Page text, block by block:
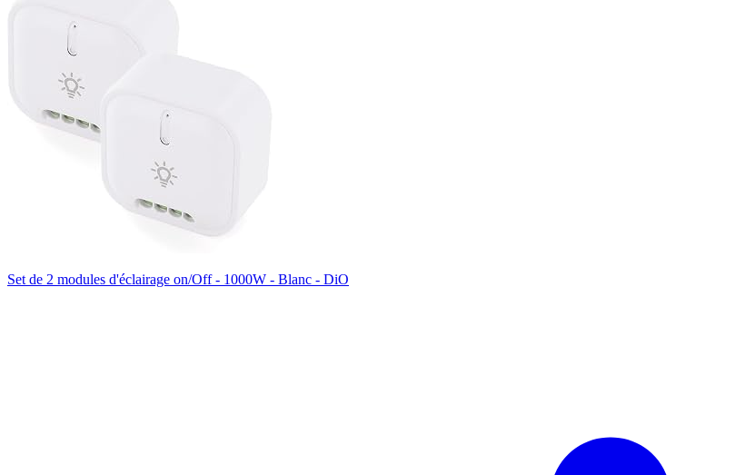
Set de 2 modules d'éclairage on/Off - 1000W - Blanc - DiO